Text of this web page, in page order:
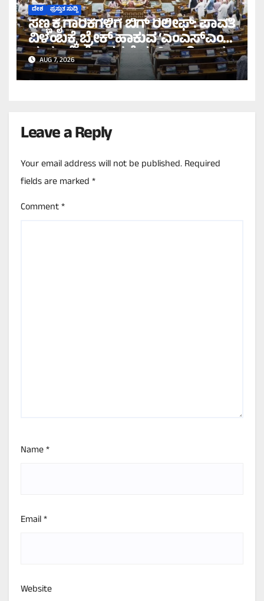
ದೇಶ ಪ್ರಸ್ತುತ ಸುದ್ದಿ
ಸಣ್ಣ ಕೈಗಾರಿಕೆಗಳಿಗೆ ಬಿಗ್ ರಿಲೀಫ್: ಪಾವತಿ
ವಿಳಂಬಕ್ಕೆ ಬ್ರೇಕ್ ಹಾಕುವ ‘ಎಂಎಸ್‌ಎಂಇ
ಮಸೂದೆ’ ಲೋಕಸಭೆಯಲ್ಲಿ ಅಂಗೀಕಾರ!
AUG 7, 2026
Leave a Reply
Your email address will not be published.Required
fields are marked*
Comment*
Name*
Email*
Website